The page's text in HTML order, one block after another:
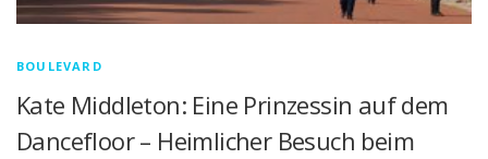
BOULEVARD
Kate Middleton: Eine Prinzessin auf dem
Dancefloor – Heimlicher Besuch beim